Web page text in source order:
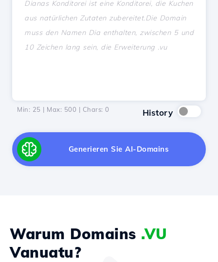
Min: 25 | Max: 500 | Chars: 0 History
Generieren Sie AI-Domains
Warum Domains .VU
Vanuatu?